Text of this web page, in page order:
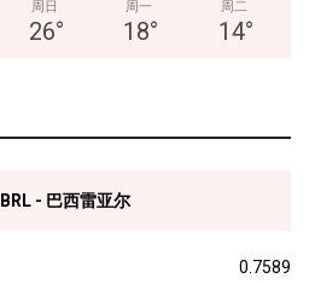
周日
26°
周一
18°
周二
14°
BRL - 巴西雷亚尔
0.7589